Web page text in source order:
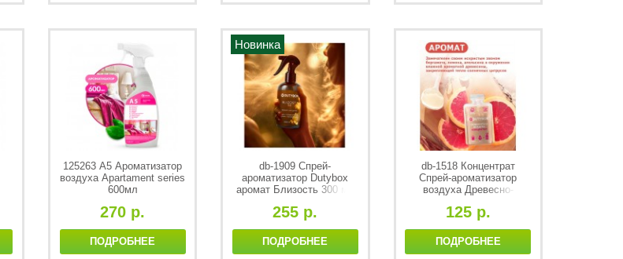
125263 А5 Ароматизатор
воздуха Apartament series
600мл
270 р.
ПОДРОБНЕЕ
Новинка
db-1909 Спрей-
ароматизатор Dutybox
аромат Близость 300 мл
255 р.
ПОДРОБНЕЕ
db-1518 Концентрат
Спрей-ароматизатор
воздуха Древесно-
мл
125 р.
ПОДРОБНЕЕ